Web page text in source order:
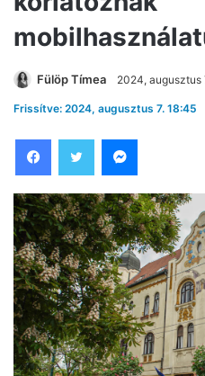
Fülöp Tímea 2024, augusztus
Frissítve: 2024, augusztus 7. 18:45